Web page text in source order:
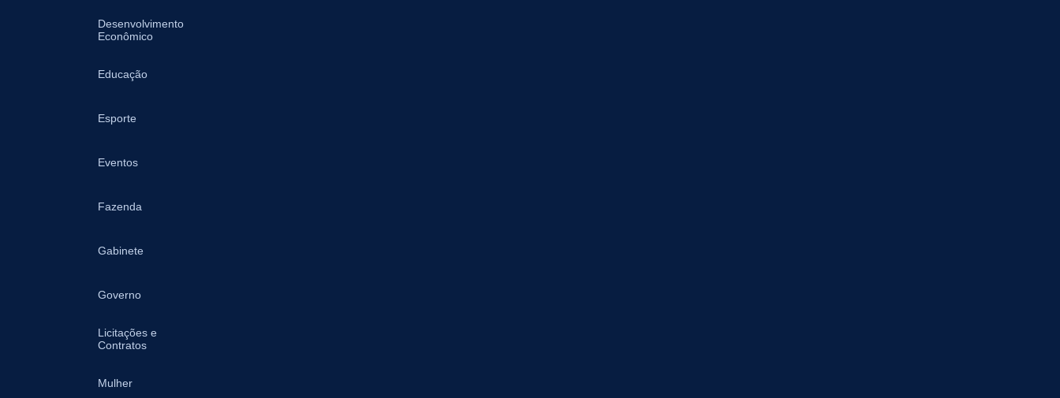
Desenvolvimento
Econômico
Educação
Esporte
Eventos
Fazenda
Gabinete
Governo
Licitações e
Contratos
Mulher